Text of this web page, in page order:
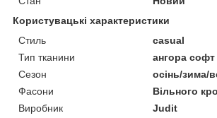
Користувацькі характеристики
Стиль
casual
Тип тканини
ангора софт
Сезон
осінь/зима/
Фасони
Вільного
Виробник
Judit